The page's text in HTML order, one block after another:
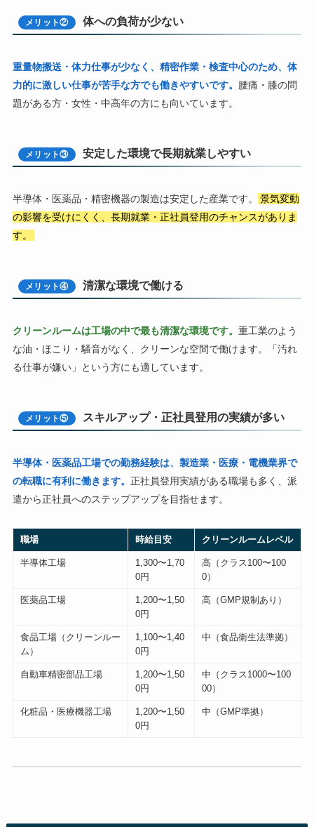
メリット② 体への負荷が少ない
重量物搬送・体力仕事が少なく、精密作業・検査中心のため、体
力的に激しい仕事が苦手な方でも働きやすいです。 腰痛・膝の問
題がある方・女性・中高年の方にも向いています。
メリット③ 安定した環境で長期就業しやすい
半導体・医薬品・精密機器の製造は安定した産業です。
景気変動
の影響を受けにくく、長期就業・正社員登用のチャンスがありま
す。
メリット④ 清潔な環境で働ける
クリーンルームは工場の中で最も清潔な環境です。 重工業のよう
な油・ほこり・騒音がなく、クリーンな空間で働けます。「汚れ
る仕事が嫌い」という方にも適しています。
メリット⑤ スキルアップ・正社員登用の実績が多い
半導体・医薬品工場での勤務経験は、製造業・医療・電機業界で
の転職に有利に働きます。 正社員登用実績がある職場も多く、派
遣から正社員へのステップアップを目指せます。
職場 時給目安 クリーンルームレベル
半導体工場
1,300〜1,70
0円
高（クラス100〜100
0）
医薬品工場
1,200〜1,50
0円
高（GMP規制あり）
食品工場（クリーンルー
ム）
1,100〜1,40
0円
中（食品衛生法準拠）
自動車精密部品工場
1,200〜1,50
0円
中（クラス1000〜100
00）
化粧品・医療機器工場
1,200〜1,50
0円
中（GMP準拠）